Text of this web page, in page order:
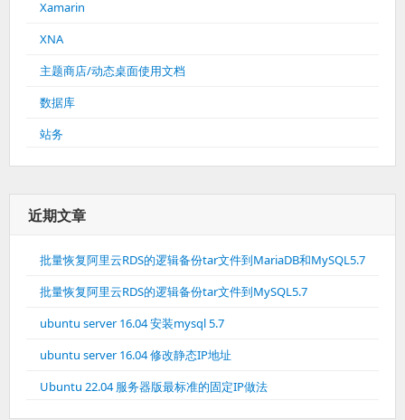
Xamarin
XNA
主题商店/动态桌面使用文档
数据库
站务
近期文章
批量恢复阿里云RDS的逻辑备份tar文件到MariaDB和MySQL5.7
批量恢复阿里云RDS的逻辑备份tar文件到MySQL5.7
ubuntu server 16.04 安装mysql 5.7
ubuntu server 16.04 修改静态IP地址
Ubuntu 22.04 服务器版最标准的固定IP做法